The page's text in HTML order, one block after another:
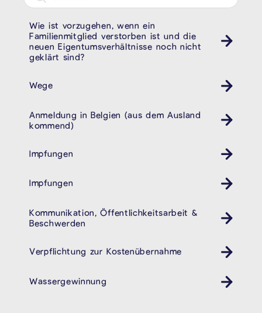
Wie ist vorzugehen, wenn ein
Familienmitglied verstorben ist und die
neuen Eigentumsverhältnisse noch nicht
geklärt sind?
Wege
Anmeldung in Belgien (aus dem Ausland
kommend)
Impfungen
Gesundheit
Impfungen
Gesundheit
Kommunikation, Öffentlichkeitsarbeit &
Beschwerden
Verpflichtung zur Kostenübernahme
Wassergewinnung